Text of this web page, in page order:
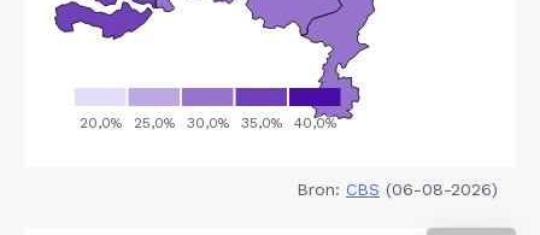
Bron: CBS (06-08-2026)